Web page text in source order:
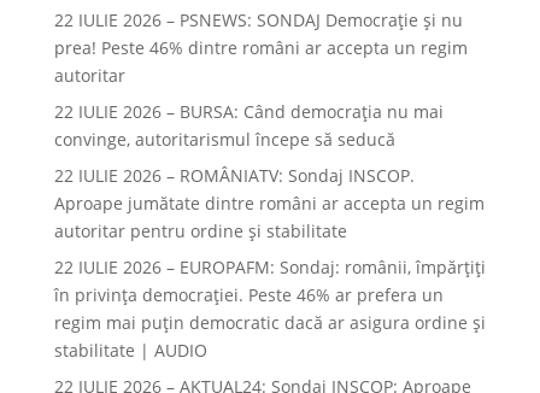
22 IULIE 2026 – PSNEWS: SONDAJ Democrație și nu
prea! Peste 46% dintre români ar accepta un regim
autoritar
22 IULIE 2026 – BURSA: Când democraţia nu mai
convinge, autoritarismul începe să seducă
22 IULIE 2026 – ROMÂNIATV: Sondaj INSCOP.
Aproape jumătate dintre români ar accepta un regim
autoritar pentru ordine și stabilitate
22 IULIE 2026 – EUROPAFM: Sondaj: românii, împărțiți
în privința democrației. Peste 46% ar prefera un
regim mai puțin democratic dacă ar asigura ordine și
stabilitate | AUDIO
22 IULIE 2026 – AKTUAL24: Sondaj INSCOP: Aproape